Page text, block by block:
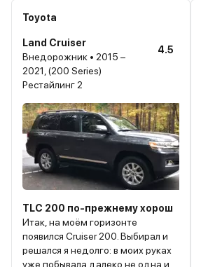
Toyota
Land Cruiser
Внедорожник • 2015 –
2021, (200 Series)
Рестайлинг 2
4.5
TLC 200 по-прежнему хорош
Итак, на моём горизонте
появился Cruiser 200. Выбирал и
решался я недолго: в моих руках
уже побывала далеко не одна и